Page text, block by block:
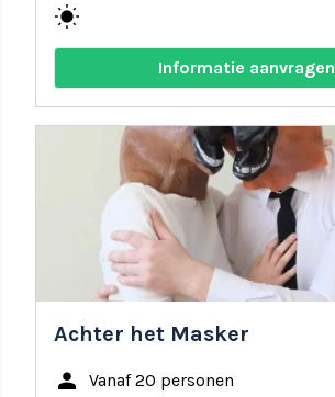
wb_sunny
Informatie aanvragen
Achter het Masker
person Vanaf 20 personen